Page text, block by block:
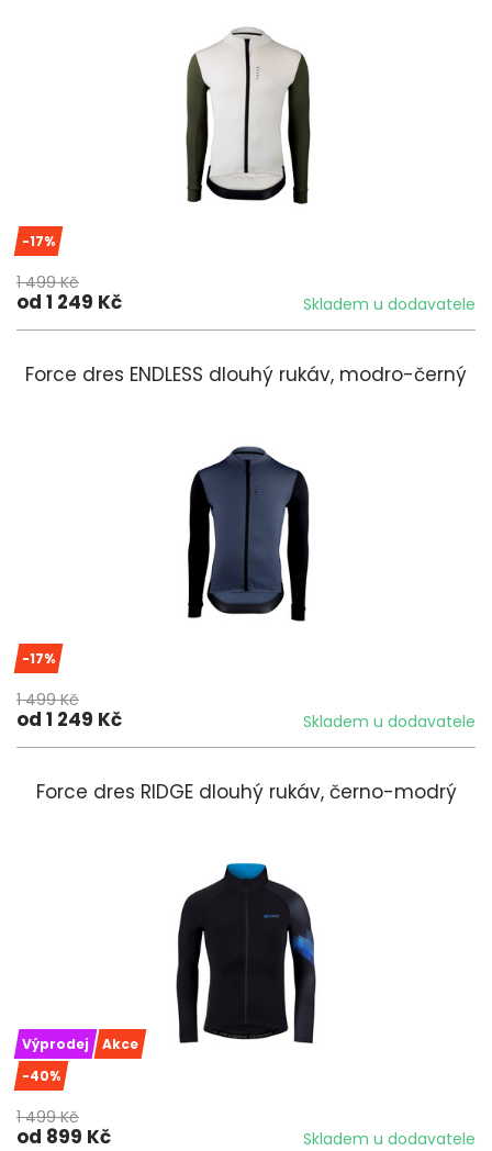
-17%
1 499 Kč
od 1 249 Kč Skladem u dodavatele
Force dres ENDLESS dlouhý rukáv, modro-černý
-17%
1 499 Kč
od 1 249 Kč Skladem u dodavatele
Force dres RIDGE dlouhý rukáv, černo-modrý
Výprodej
Akce
-40%
1 499 Kč
od 899 Kč Skladem u dodavatele